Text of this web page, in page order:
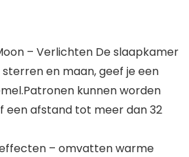
– Verlichten De slaapkamer
en maan, geef je een
kunnen worden
een afstand tot meer dan 32
– omvatten warme